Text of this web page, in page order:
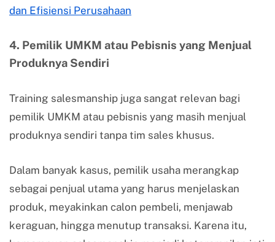
dan Efisiensi Perusahaan
4. Pemilik UMKM atau Pebisnis yang Menjual
Produknya Sendiri
Training salesmanship juga sangat relevan bagi
pemilik UMKM atau pebisnis yang masih menjual
produknya sendiri tanpa tim sales khusus.
Dalam banyak kasus, pemilik usaha merangkap
sebagai penjual utama yang harus menjelaskan
produk, meyakinkan calon pembeli, menjawab
keraguan, hingga menutup transaksi. Karena itu,